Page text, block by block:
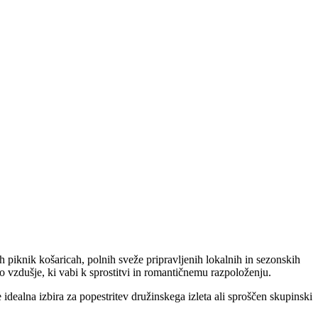
piknik košaricah, polnih sveže pripravljenih lokalnih in sezonskih
ki vabi k sprostitvi in romantičnemu razpoloženju.
izbira za popestritev družinskega izleta ali sproščen skupinski